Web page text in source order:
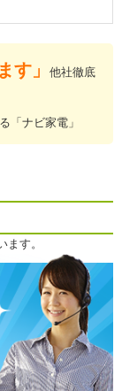
す」
他社徹底
「ナビ家電」
す。